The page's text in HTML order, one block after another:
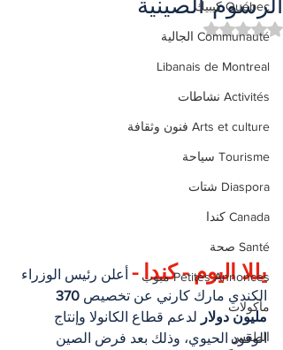
Québec كيبيك
Communauté الجالية
Libanais de Montreal
Activités نشاطات
Arts et culture فنون وثقافة
Tourisme سياحة
Diaspora شتات
Canada كندا
Santé صحة
Petites Annonces مبوب
مأكولات
الطقس
تم التقييم بـ ليس رقمًا من أصل 5 نجوم.
يللا اليوم - كندا - أعلن رئيس الوزراء
الكندي مارك كارني عن تخصيص
مليون دولار لدعم قطاع الكانولا وإنتاج
الوقود الحيوي، وذلك بعد فرض الصين